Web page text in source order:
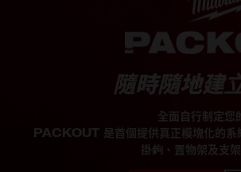
隨時隨地建
全面自行制定您
PACKOUT 是首個提供真正模塊化的系
掛鉤、置物架及支